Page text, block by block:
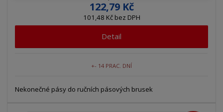
122,79 Kč
101,48 Kč bez DPH
Detail
+- 14 PRAC. DNÍ
Nekonečné pásy do ručních pásových brusek